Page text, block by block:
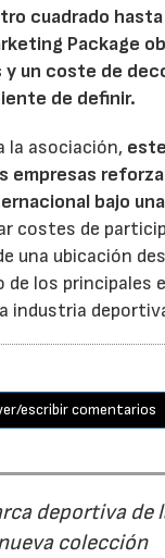
cuadrado
Package
y un coste de
de definir.
la asociación,
empresas
bajo
costes de
una ubicación
de los principales
industria
escribir comentarios
deportiva de
colección